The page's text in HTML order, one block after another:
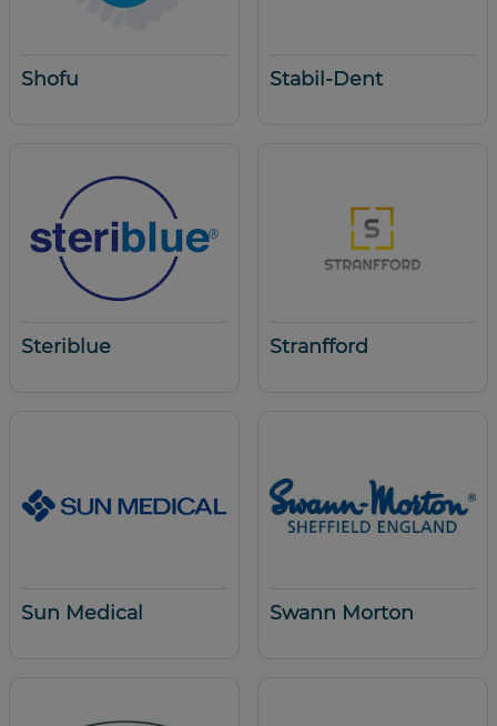
Shofu Stabil-Dent
Steriblue Stranfford
Sun Medical Swann Morton